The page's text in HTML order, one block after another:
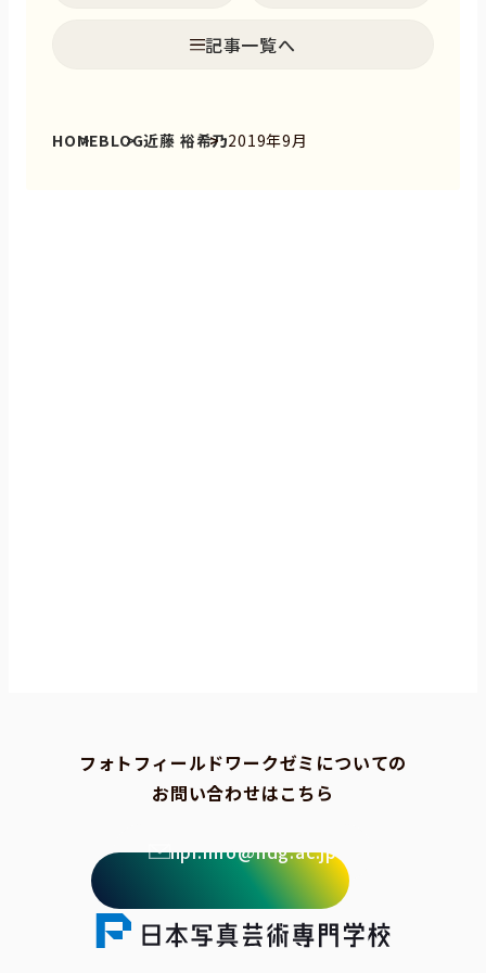
記事一覧へ
HOMEBLOG近藤 裕希乃2019年9月
フォトフィールドワークゼミについての
お問い合わせはこちら
npi.info@ndg.ac.jp